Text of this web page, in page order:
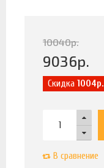
10040р.
9036р.
Скидка 1004р.
В сравнение